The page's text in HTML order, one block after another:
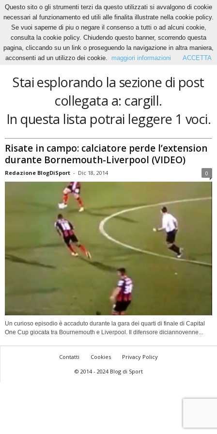
Home Tags Cargill
cargill
Stai esplorando la sezione di post
collegata a: cargill.
In questa lista potrai leggere 1 voci.
Risate in campo: calciatore perde l’extension
durante Bornemouth-Liverpool (VIDEO)
Redazione BlogDiSport - Dic 18, 2014 0
Un curioso episodio è accaduto durante la gara dei quarti di finale di Capital
One Cup giocata tra Bournemouth e Liverpool. Il difensore diciannovenne...
Contatti Cookies
Privacy Policy
© 2014 - 2024 Blog di Sport
Questo sito o gli strumenti terzi da questo utilizzati si avvalgono di cookie
necessari al funzionamento ed utili alle finalita illustrate nella cookie policy.
Se vuoi saperne di piu o negare il consenso a tutti o ad alcuni cookie,
consulta la cookie policy. Chiudendo questo banner, scorrendo questa
pagina, cliccando su un link o proseguendo la navigazione in altra maniera,
acconsenti ad un utilizzo dei cookie.
maggiori informazioni ACCETTA